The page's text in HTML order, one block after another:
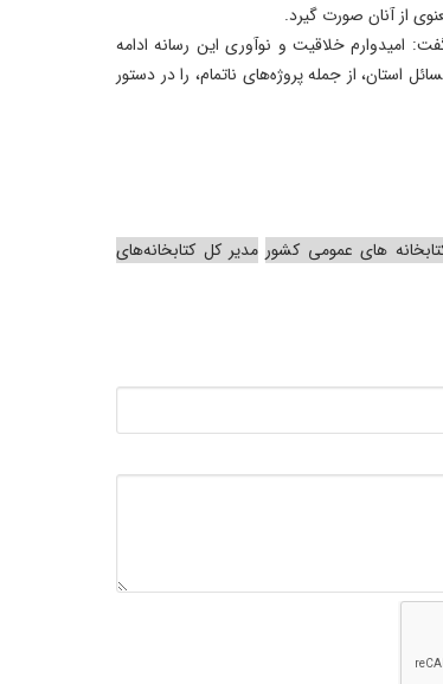
از آنان صورت گیرد.
امیدوارم خلاقیت و نوآوری این رسانه ادامه
استان، از جمله پروژه‌های ناتمام، را در دستور
های عمومی کشور مدیر کل کتابخانه‌های